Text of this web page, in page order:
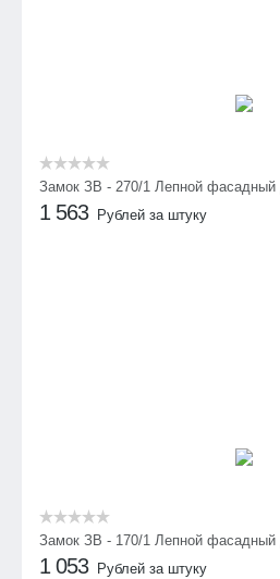
Замок ЗВ - 270/1 Лепной фасадный
1 563 Рублей за штуку
Замок ЗВ - 170/1 Лепной фасадный
1 053 Рублей за штуку